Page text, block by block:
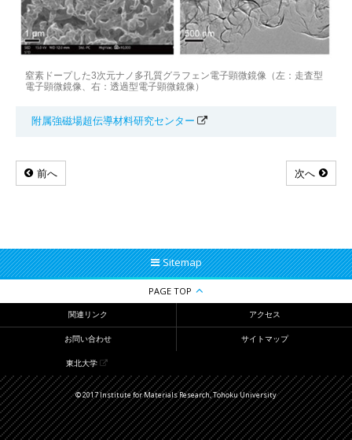
窒素ドープした3次元ナノ多孔質グラフェン電子顕微鏡像（左：走査型
電子顕微鏡像、右：透過型電子顕微鏡像）
附属強磁場超伝導材料研究センター
前へ 次へ
Sitemap
PAGE TOP
関連リンク アクセス
お問い合わせ サイトマップ
東北大学
© 2017 Institute for Materials Research, Tohoku University